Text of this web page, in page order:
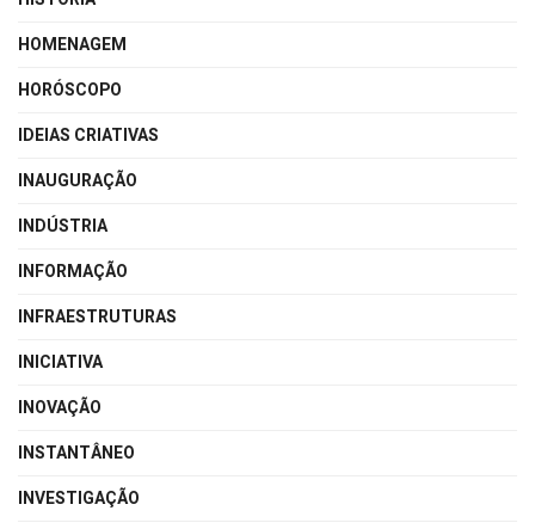
HOMENAGEM
HORÓSCOPO
IDEIAS CRIATIVAS
INAUGURAÇÃO
INDÚSTRIA
INFORMAÇÃO
INFRAESTRUTURAS
INICIATIVA
INOVAÇÃO
INSTANTÂNEO
INVESTIGAÇÃO